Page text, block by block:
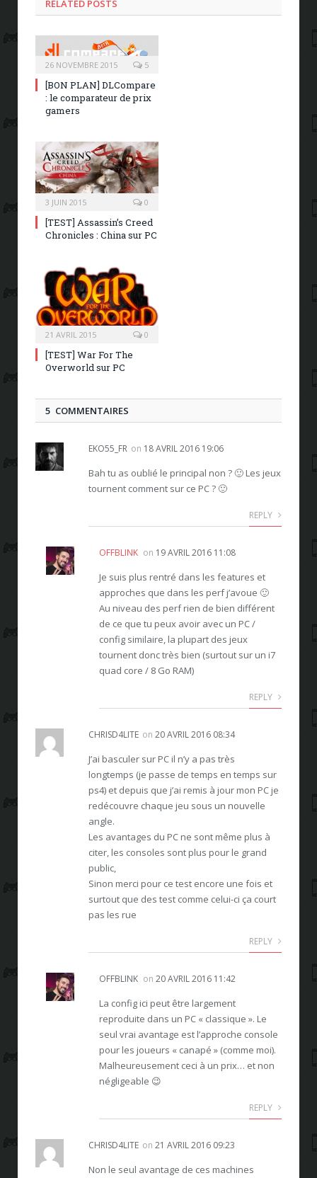
RELATED POSTS
26 NOVEMBRE 2015 5
[BON PLAN] DLCompare
: le comparateur de prix
gamers
3 JUIN 2015 0
[TEST] Assassin’s Creed
Chronicles : China sur PC
21 AVRIL 2015 0
[TEST] War For The
Overworld sur PC
5 COMMENTAIRES
EKO55_FR on 18 AVRIL 2016 19:06
Bah tu as oublié le principal non ? 🙂 Les jeux
tournent comment sur ce PC ? 🙂
REPLY
OFFBLINK on 19 AVRIL 2016 11:08
Je suis plus rentré dans les features et
approches que dans les perf j’avoue 🙂
Au niveau des perf rien de bien différent
de ce que tu peux avoir avec un PC /
config similaire, la plupart des jeux
tournent donc très bien (surtout sur un i7
quad core / 8 Go RAM)
REPLY
CHRISD4LITE on 20 AVRIL 2016 08:34
J’ai basculer sur PC il n’y a pas très
longtemps (je passe de temps en temps sur
ps4) et depuis que j’ai remis à jour mon PC je
redécouvre chaque jeu sous un nouvelle
angle.
Les avantages du PC ne sont même plus à
citer, les consoles sont plus pour le grand
public,
Sinon merci pour ce test encore une fois et
surtout que des test comme celui-ci ça court
pas les rue
REPLY
OFFBLINK on 20 AVRIL 2016 11:42
La config ici peut être largement
reproduite dans un PC « classique ». Le
seul vrai avantage est l’approche console
pour les joueurs « canapé » (comme moi).
Malheureusement ceci à un prix… et non
négligeable 😉
REPLY
CHRISD4LITE on 21 AVRIL 2016 09:23
Non le seul avantage de ces machines